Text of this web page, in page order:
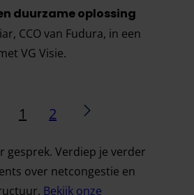
duurzame oplossing
CCO van Fudura, in een
VG Visie.
oplossing
1 2
Volgende
gesprek. Verdiep je verder
over netcongestie en
Bekijk onze